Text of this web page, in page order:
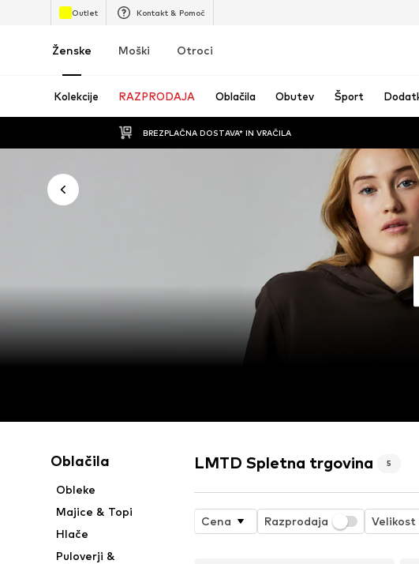
Outlet Kontakt & Pomoč
Ženske Moški Otroci
Kolekcije RAZPRODAJA Oblačila Obutev Šport
BREZPLAČNA DOSTAVA* IN VRAČILA
Oblačila
Obleke
Majice & Topi
Hlače
Puloverji &
LMTD Spletna trgovina 5
Cena Razprodaja Velikost